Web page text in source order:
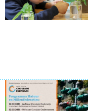
(Ver) Bouw & Onderhoud